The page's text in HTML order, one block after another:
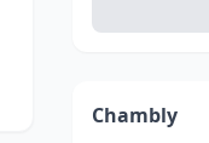
Chambly